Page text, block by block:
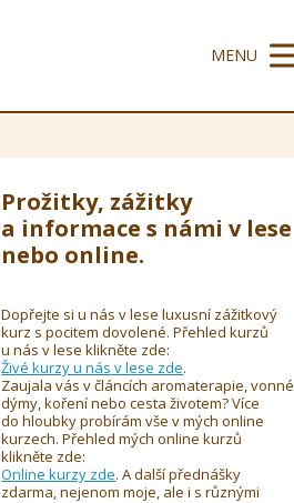
MENU
Prožitky, zážitky
a informace s námi v lese
nebo online.
Dopřejte si u nás v lese luxusní zážitkový
kurz s pocitem dovolené. Přehled kurzů
u nás v lese klikněte zde:
Živé kurzy u nás v lese zde.
Zaujala vás v článcích aromaterapie, vonné
dýmy, koření nebo cesta životem? Více
do hloubky probírám vše v mých online
kurzech. Přehled mých online kurzů
klikněte zde:
Online kurzy zde. A další přednášky
zdarma, nejenom moje, ale i s různými